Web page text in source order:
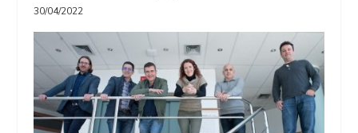
30/04/2022